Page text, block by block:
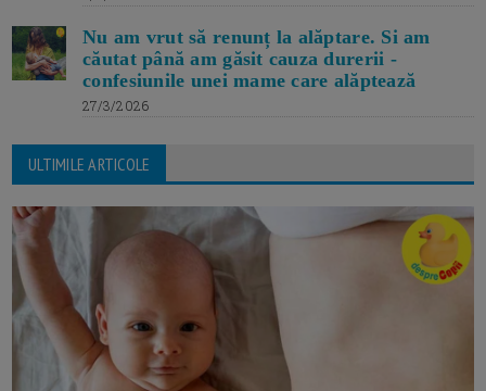
Nu am vrut să renunț la alăptare. Si am
căutat până am găsit cauza durerii -
confesiunile unei mame care alăptează
27/3/2026
ULTIMILE ARTICOLE